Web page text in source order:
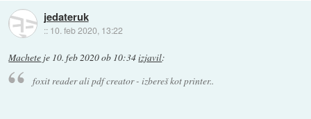
jedateruk
:: 10. feb 2020, 13:22
Machete je 10. feb 2020 ob 10:34izjavil:
foxit reader ali pdf creator - izbereš kot printer..